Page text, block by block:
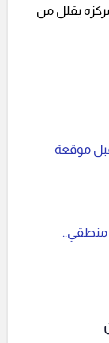
مركزه يقلل من
موقعة
منطقي..